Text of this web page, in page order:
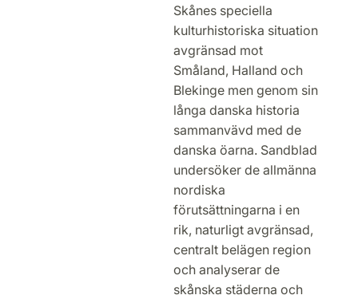
Skånes speciella
kulturhistoriska situation
avgränsad mot
Småland, Halland och
Blekinge men genom sin
långa danska historia
sammanvävd med de
danska öarna. Sandblad
undersöker de allmänna
nordiska
förutsättningarna i en
rik, naturligt avgränsad,
centralt belägen region
och analyserar de
skånska städerna och